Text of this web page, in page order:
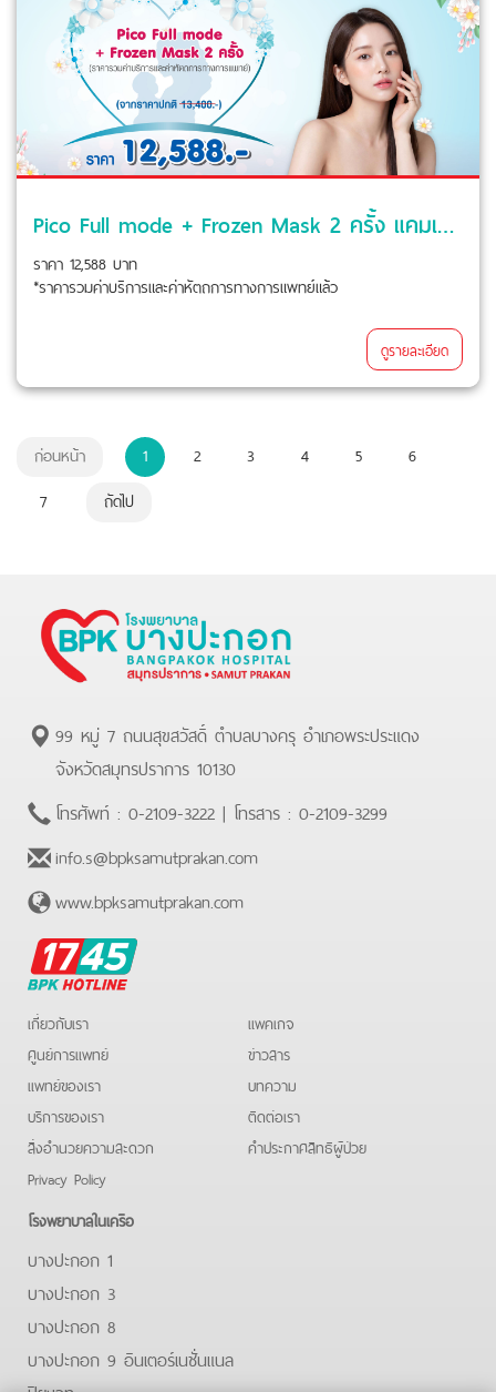
Pico Full mode + Frozen Mask 2 ครั้ง แคมเปญ Beyond Love For Mom
ราคา 12,588 บาท
*ราคารวมค่าบริการและค่าหัตถการทางการแพทย์แล้ว
ดูรายละเอียด
ก่อนหน้า 1 2 3 4 5
6
7
ถัดไป
99 หมู่ 7 ถนนสุขสวัสดิ์ ตำบลบางครุ อำเภอพระประแดง
จังหวัดสมุทรปราการ 10130
โทรศัพท์ : 0-2109-3222 | โทรสาร : 0-2109-3299
info.s@bpksamutprakan.com
www.bpksamutprakan.com
BPK
Hotline
เกี่ยวกับเรา
ศูนย์การแพทย์
แพทย์ของเรา
บริการของเรา
สิ่งอำนวยความสะดวก
Privacy Policy
แพคเกจ
ข่าวสาร
บทความ
ติดต่อเรา
คําประกาศสิทธิผู้ป่วย
โรงพยาบาลในเครือ
บางปะกอก 1
บางปะกอก 3
บางปะกอก 8
บางปะกอก 9 อินเตอร์เนชั่นแนล